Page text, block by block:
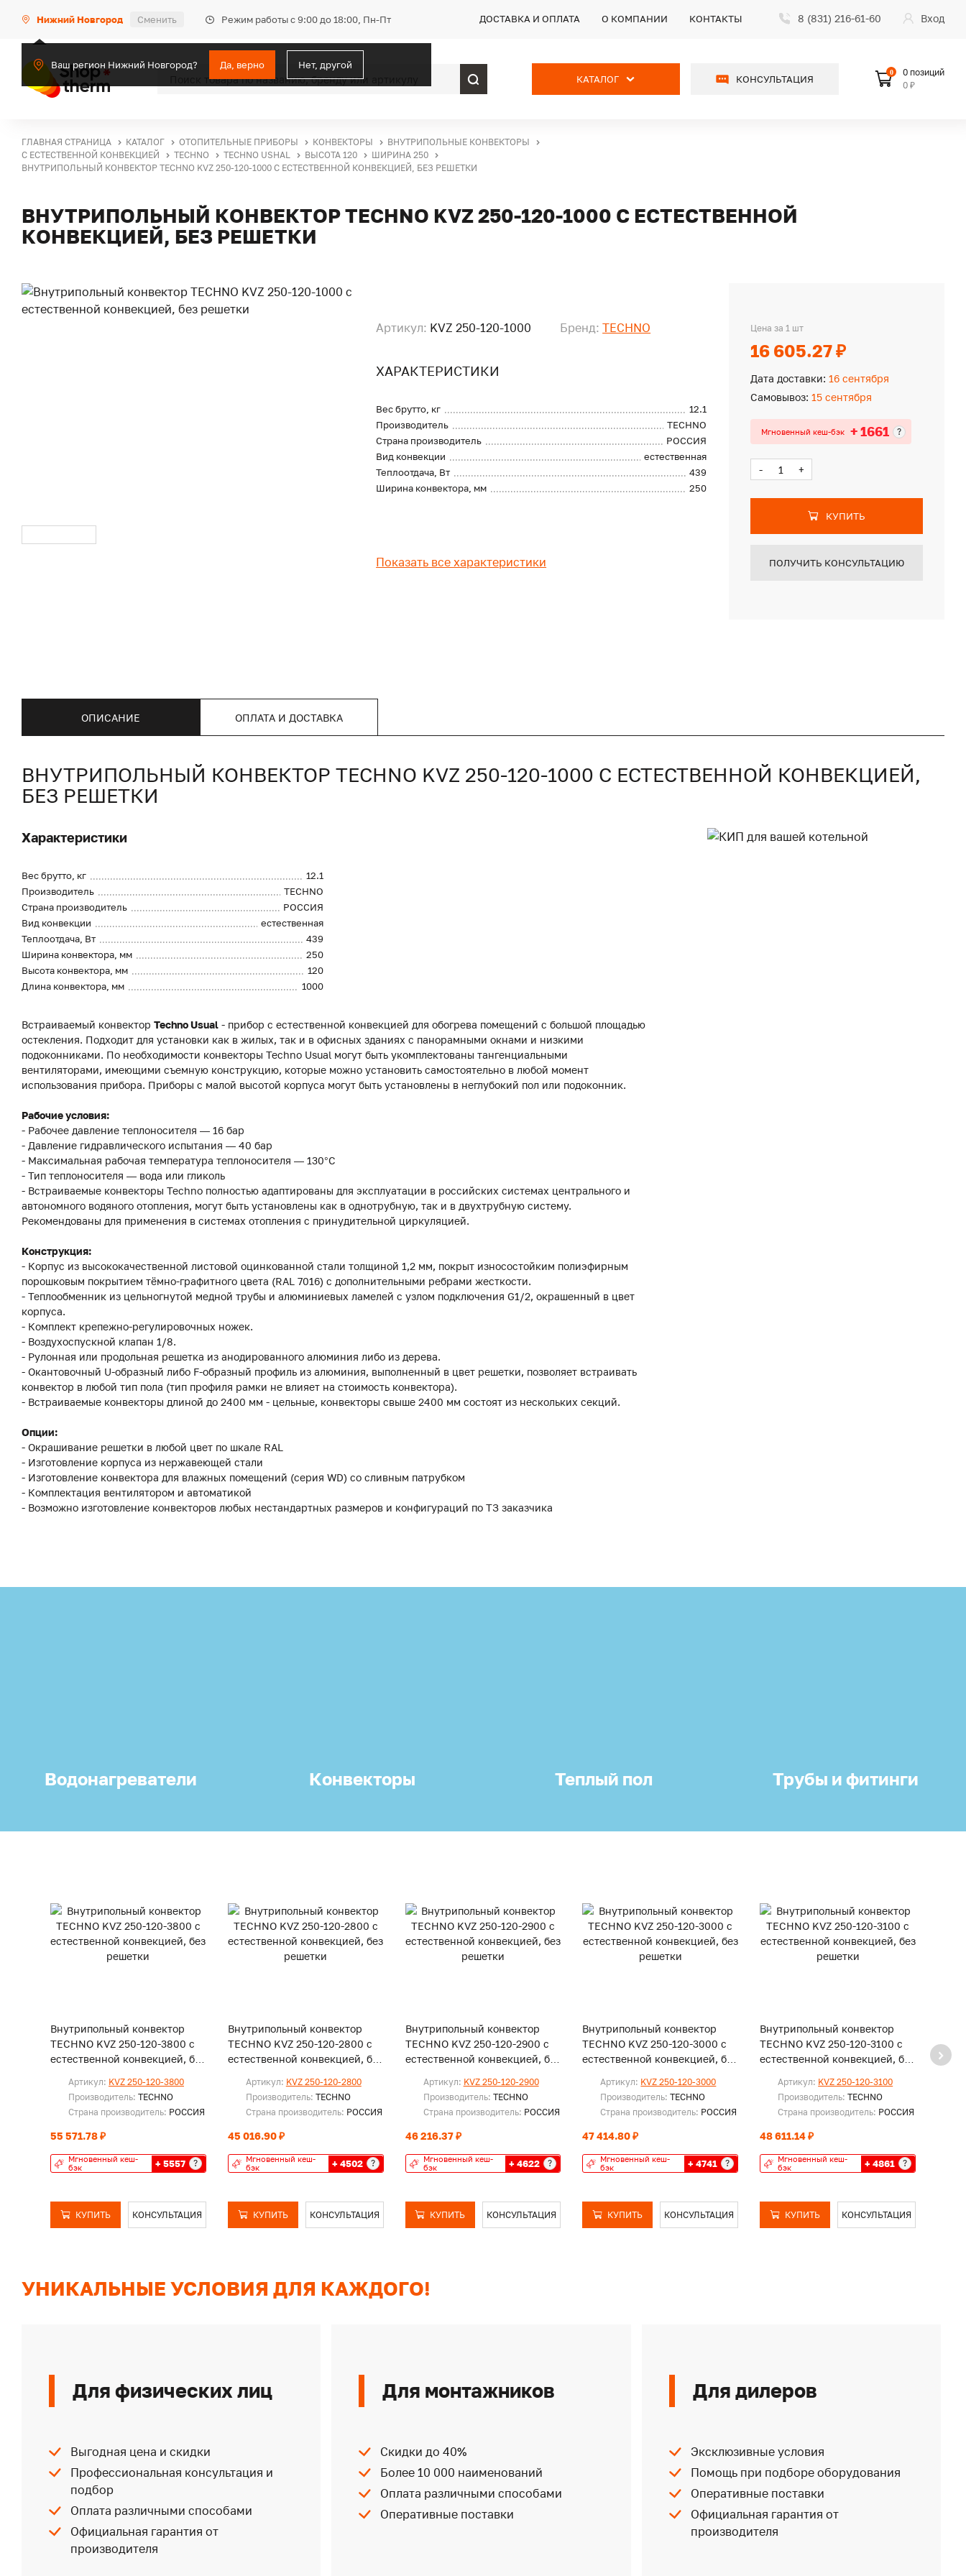
Нижний Новгород Сменить Режим работы с 9:00 до 18:00, Пн-Пт
Ваш регион Нижний Новгород? Да, верно Нет, другой
ДОСТАВКА И ОПЛАТА О КОМПАНИИ КОНТАКТЫ 8 (831) 216-61-60 Вход
КАТАЛОГ КОНСУЛЬТАЦИЯ
0
0 позиций
0 ₽
ГЛАВНАЯ СТРАНИЦА КАТАЛОГ ОТОПИТЕЛЬНЫЕ ПРИБОРЫ КОНВЕКТОРЫ
ВНУТРИПОЛЬНЫЕ КОНВЕКТОРЫ
С ЕСТЕСТВЕННОЙ КОНВЕКЦИЕЙ
TECHNO TECHNO USHAL ВЫСОТА 120
ШИРИНА 250
ВНУТРИПОЛЬНЫЙ КОНВЕКТОР TECHNO KVZ 250-120-1000 С ЕСТЕСТВЕННОЙ КОНВЕКЦИЕЙ, БЕЗ РЕШЕТКИ
ВНУТРИПОЛЬНЫЙ КОНВЕКТОР TECHNO KVZ 250-120-1000 С ЕСТЕСТВЕННОЙ
КОНВЕКЦИЕЙ, БЕЗ РЕШЕТКИ
Артикул: KVZ 250-120-1000 Бренд: TECHNO
ХАРАКТЕРИСТИКИ
Вес брутто, кг
12.1
Производитель
TECHNO
Страна производитель
РОССИЯ
Вид конвекции
естественная
Теплоотдача, Вт
439
Ширина конвектора, мм
250
Показать все характеристики
Цена за 1 шт
16 605.27 ₽
Дата доставки: 16 сентября
Самовывоз: 15 сентября
Мгновенный кеш-бэк + 1661 ?
- +
КУПИТЬ
ПОЛУЧИТЬ КОНСУЛЬТАЦИЮ
ОПИСАНИЕ ОПЛАТА И ДОСТАВКА
ВНУТРИПОЛЬНЫЙ КОНВЕКТОР TECHNO KVZ 250-120-1000 С ЕСТЕСТВЕННОЙ КОНВЕКЦИЕЙ,
БЕЗ РЕШЕТКИ
Характеристики
Вес брутто, кг
12.1
Производитель
TECHNO
Страна производитель
РОССИЯ
Вид конвекции
естественная
Теплоотдача, Вт
439
Ширина конвектора, мм
250
Высота конвектора, мм
120
Длина конвектора, мм
1000
Встраиваемый конвектор Techno Usual - прибор с естественной конвекцией для обогрева помещений с большой площадью
остекления. Подходит для установки как в жилых, так и в офисных зданиях с панорамными окнами и низкими
подоконниками. По необходимости конвекторы Techno Usual могут быть укомплектованы тангенциальными
вентиляторами, имеющими съемную конструкцию, которые можно установить самостоятельно в любой момент
использования прибора. Приборы с малой высотой корпуса могут быть установлены в неглубокий пол или подоконник.
Рабочие условия:
- Рабочее давление теплоносителя — 16 бар
- Давление гидравлического испытания — 40 бар
- Максимальная рабочая температура теплоносителя — 130°С
- Тип теплоносителя — вода или гликоль
- Встраиваемые конвекторы Techno полностью адаптированы для эксплуатации в российских системах центрального и
автономного водяного отопления, могут быть установлены как в однотрубную, так и в двухтрубную систему.
Рекомендованы для применения в системах отопления с принудительной циркуляцией.
Конструкция:
- Корпус из высококачественной листовой оцинкованной стали толщиной 1,2 мм, покрыт износостойким полиэфирным
порошковым покрытием тёмно-графитного цвета (RAL 7016) с дополнительными ребрами жесткости.
- Теплообменник из цельногнутой медной трубы и алюминиевых ламелей с узлом подключения G1/2, окрашенный в цвет
корпуса.
- Комплект крепежно-регулировочных ножек.
- Воздухоспускной клапан 1/8.
- Рулонная или продольная решетка из анодированного алюминия либо из дерева.
- Окантовочный U-образный либо F-образный профиль из алюминия, выполненный в цвет решетки, позволяет встраивать
конвектор в любой тип пола (тип профиля рамки не влияет на стоимость конвектора).
- Встраиваемые конвекторы длиной до 2400 мм - цельные, конвекторы свыше 2400 мм состоят из нескольких секций.
Опции:
- Окрашивание решетки в любой цвет по шкале RAL
- Изготовление корпуса из нержавеющей стали
- Изготовление конвектора для влажных помещений (серия WD) со сливным патрубком
- Комплектация вентилятором и автоматикой
- Возможно изготовление конвекторов любых нестандартных размеров и конфигураций по ТЗ заказчика
Водонагреватели Конвекторы Теплый пол Трубы и фитинги
Внутрипольный конвектор
TECHNO KVZ 250-120-3800 с
естественной конвекцией, без
Артикул: KVZ 250-120-3800
Производитель: TECHNO
Страна производитель: РОССИЯ
55 571.78 ₽
Мгновенный кеш-
бэк
+ 5557 ?
КУПИТЬ КОНСУЛЬТАЦИЯ
Внутрипольный конвектор
TECHNO KVZ 250-120-2800 с
естественной конвекцией, без
Артикул: KVZ 250-120-2800
Производитель: TECHNO
Страна производитель: РОССИЯ
45 016.90 ₽
Мгновенный кеш-
бэк
+ 4502 ?
КУПИТЬ КОНСУЛЬТАЦИЯ
Внутрипольный конвектор
TECHNO KVZ 250-120-2900 с
естественной конвекцией, без
Артикул: KVZ 250-120-2900
Производитель: TECHNO
Страна производитель: РОССИЯ
46 216.37 ₽
Мгновенный кеш-
бэк
+ 4622 ?
КУПИТЬ КОНСУЛЬТАЦИЯ
Внутрипольный конвектор
TECHNO KVZ 250-120-3000 с
естественной конвекцией, без
Артикул: KVZ 250-120-3000
Производитель:TECHNO
Страна производитель: РОССИЯ
47 414.80 ₽
Мгновенный кеш-
бэк
+ 4741 ?
КУПИТЬ КОНСУЛЬТАЦИЯ
Внутрипольный конвектор
TECHNO KVZ 250-120-3100 с
естественной конвекцией, без
Артикул: KVZ 250-120-3100
Производитель:TECHNO
Страна производитель: РОССИЯ
48 611.14 ₽
Мгновенный кеш-
бэк
+ 4861 ?
КУПИТЬ КОНСУЛЬТАЦИЯ
УНИКАЛЬНЫЕ УСЛОВИЯ ДЛЯ КАЖДОГО!
Для физических лиц
Выгодная цена и скидки
Профессиональная консультация и
подбор
Оплата различными способами
Официальная гарантия от
производителя
Для монтажников
Скидки до 40%
Более 10 000 наименований
Оплата различными способами
Оперативные поставки
Для дилеров
Эксклюзивные условия
Помощь при подборе оборудования
Оперативные поставки
Официальная гарантия от
производителя